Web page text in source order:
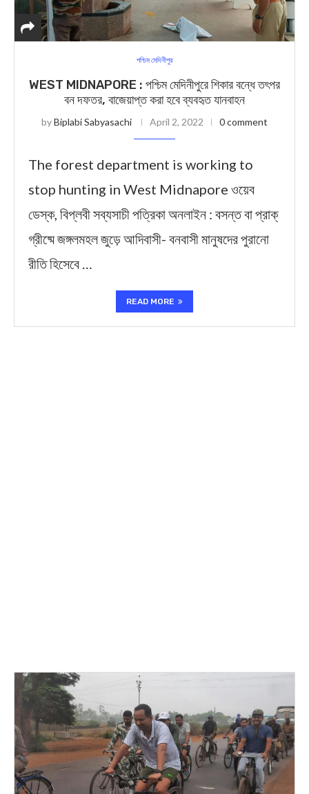
পশ্চিম মেদিনীপুর
WEST MIDNAPORE : পশ্চিম মেদিনীপুরে শিকার বন্ধে তৎপর
বন দফতর, বাজেয়াপ্ত করা হবে ব্যবহৃত যানবাহন
byBiplabi Sabyasachi April 2, 2022 0 comment
The forest department is working to
stop hunting in West Midnapore ওয়েব
ডেস্ক, বিপ্লবী সব্যসাচী পত্রিকা অনলাইন : বসন্ত বা প্রাক্
গ্রীষ্মে জঙ্গলমহল জুড়ে আদিবাসী- বনবাসী মানুষদের পুরানো
রীতি হিসেবে …
READ MORE